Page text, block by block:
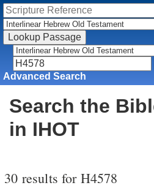
Advanced Search
Search the
in IHOT
30 results for H4578